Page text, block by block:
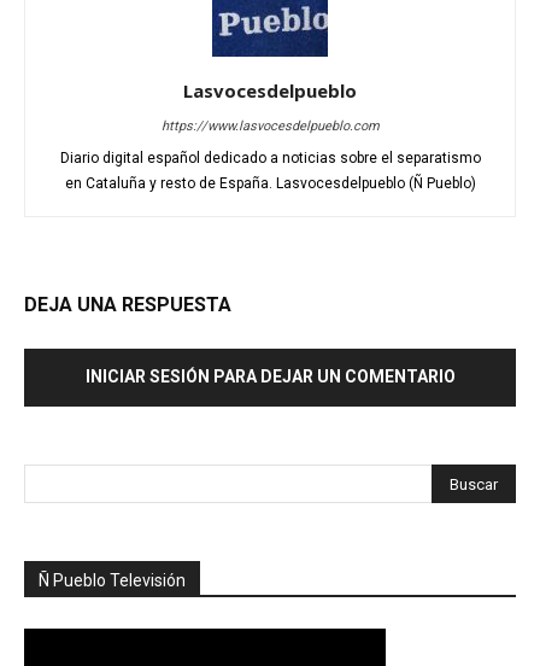
Lasvocesdelpueblo
https://www.lasvocesdelpueblo.com
Diario digital español dedicado a noticias sobre el separatismo
en Cataluña y resto de España. Lasvocesdelpueblo (Ñ Pueblo)
DEJA UNA RESPUESTA
INICIAR SESIÓN PARA DEJAR UN COMENTARIO
Ñ Pueblo Televisión